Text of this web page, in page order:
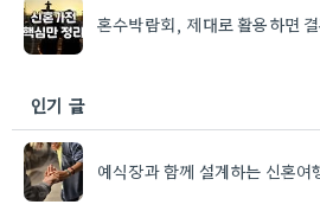
혼수박람회, 제대로 활용하면
인기 글
예식장과 함께 설계하는 신혼여